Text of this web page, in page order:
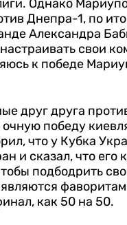
Однако
Днепра-1, по
Александра
свои
к победе
друг друга
победу
что у Кубка
и сказал, что его
подбодрить
как 50 на 50.